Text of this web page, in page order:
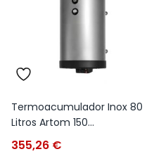
Termoacumulador Inox 80
Litros Artom 150...
355,26 €